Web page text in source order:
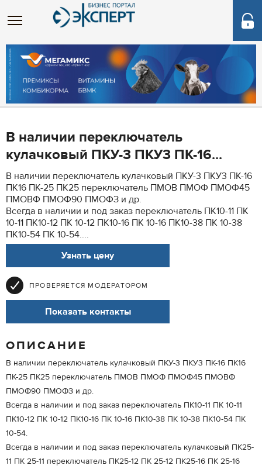
В наличии переключатель
кулачковый ПКУ-3 ПКУ3 ПК-16...
В наличии переключатель кулачковый ПКУ-3 ПКУ3 ПК-16
ПК16 ПК-25 ПК25 переключатель ПМОВ ПМОФ ПМОФ45
ПМОВФ ПМОФ90 ПМОФЗ и др.
Всегда в наличии и под заказ переключатель ПК10-11 ПК
10-11 ПК10-12 ПК 10-12 ПК10-16 ПК 10-16 ПК10-38 ПК 10-38
ПК10-54 ПК 10-54....
Узнать цену
ПРОВЕРЯЕТСЯ МОДЕРАТОРОМ
Показать контакты
ОПИСАНИЕ
В наличии переключатель кулачковый ПКУ-3 ПКУ3 ПК-16 ПК16
ПК-25 ПК25 переключатель ПМОВ ПМОФ ПМОФ45 ПМОВФ
ПМОФ90 ПМОФЗ и др.
Всегда в наличии и под заказ переключатель ПК10-11 ПК 10-11
ПК10-12 ПК 10-12 ПК10-16 ПК 10-16 ПК10-38 ПК 10-38 ПК10-54 ПК
10-54.
Всегда в наличии и под заказ переключатель кулачковый ПК25-
11 ПК 25-11 переключатель ПК25-12 ПК 25-12 ПК25-16 ПК 25-16